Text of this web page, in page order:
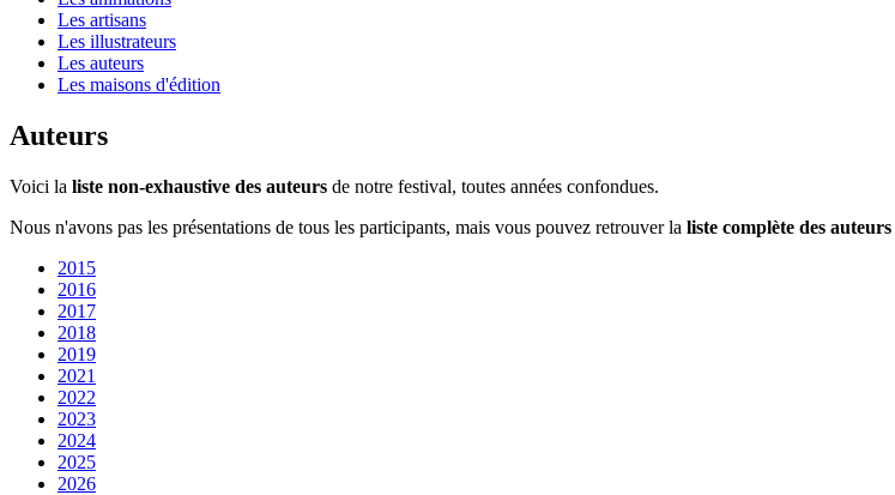
Les artisans
Les illustrateurs
Les auteurs
Les maisons d'édition
Auteurs
Voici la liste non-exhaustive des auteurs de notre festival, toutes années confondues.
Nous n'avons pas les présentations de tous les participants, mais vous pouvez retrouver la liste complète des auteurs
2015
2016
2017
2018
2019
2021
2022
2023
2024
2025
2026